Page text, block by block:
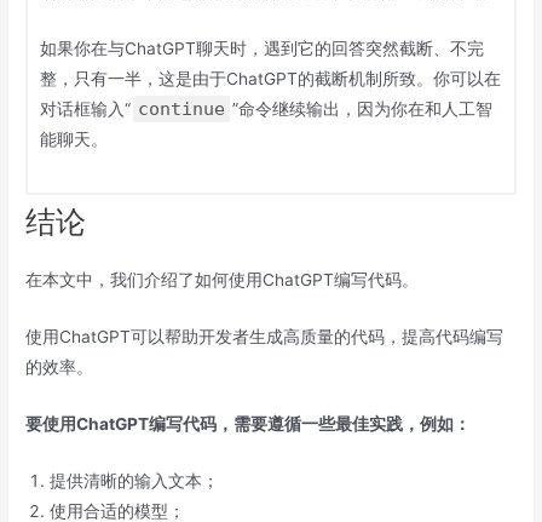
如果你在与ChatGPT聊天时，遇到它的回答突然截断、不完
整，只有一半，这是由于ChatGPT的截断机制所致。你可以在
对话框输入“ continue ”命令继续输出，因为你在和人工智
能聊天。
结论
在本文中，我们介绍了如何使用ChatGPT编写代码。
使用ChatGPT可以帮助开发者生成高质量的代码，提高代码编写
的效率。
要使用ChatGPT编写代码，需要遵循一些最佳实践，例如：
提供清晰的输入文本；
使用合适的模型；